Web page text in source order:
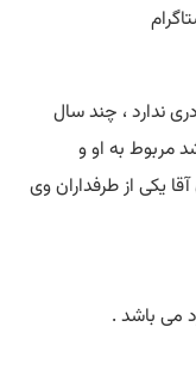
ندارد ، چند سال
مربوط به او و
یکی از طرفداران وی
می باشد .